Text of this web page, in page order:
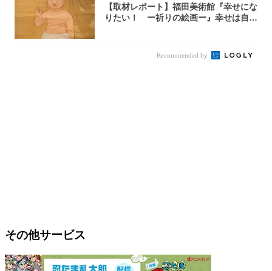
【取材レポート】福田美術館『幸せにな
りたい！ ー祈りの絵画ー』幸せは自力
Recommended by
その他サービス